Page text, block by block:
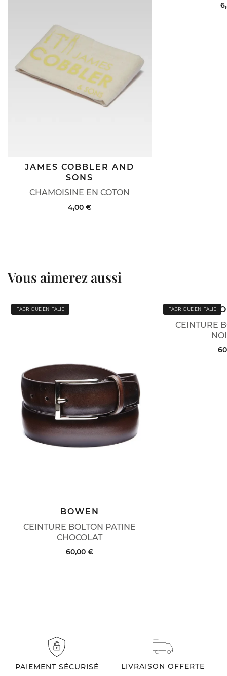
CHAMOISINE EN COTON
JAMES COBBLER AND
SONS
4,00 €
Vous aimerez aussi
FABRIQUÉ EN ITALIE
CEINTURE BOLTON PATINE
CHOCOLAT
BOWEN
60,00 €
FABRIQUÉ EN ITALIE
CEINTURE
PAIEMENT SÉCURISÉ LIVRAISON OFFERTE